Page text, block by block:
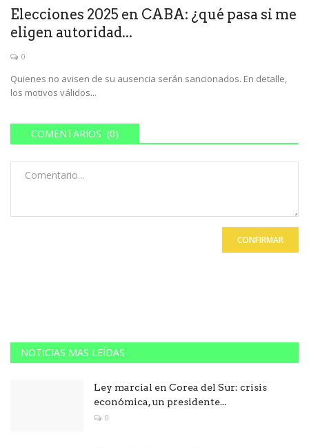
Elecciones 2025 en CABA: ¿qué pasa si me
eligen autoridad...
0
Quienes no avisen de su ausencia serán sancionados. En detalle,
los motivos válidos...
COMENTARIOS (0)
CONFIRMAR
NOTICIAS MAS LEÍDAS
Ley marcial en Corea del Sur: crisis
económica, un presidente...
0